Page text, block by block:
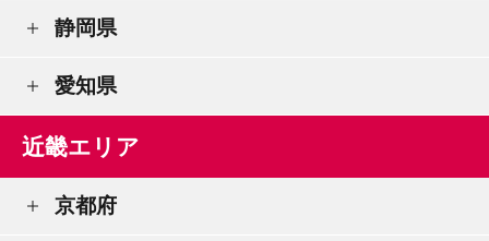
静岡県
愛知県
近畿エリア
京都府